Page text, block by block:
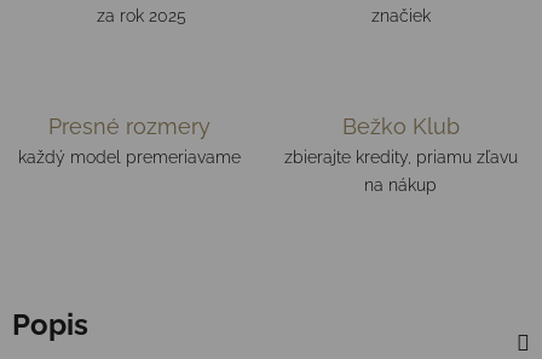
za rok 2025
značiek
Presné rozmery
každý model premeriavame
Bežko Klub
zbierajte kredity, priamu zľavu
na nákup
Popis